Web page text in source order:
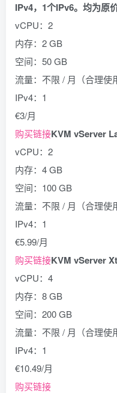
IPv4，1个IPv6。均为原价
vCPU：2
内存：2 GB
空间：50 GB
流量：不限 / 月（合理使
IPv4：1
€3/月
购买链接KVM vServer
vCPU：2
内存：4 GB
空间：100 GB
流量：不限 / 月（合理使
IPv4：1
€5.99/月
购买链接KVM vServer
vCPU：4
内存：8 GB
空间：200 GB
流量：不限 / 月（合理使
IPv4：1
€10.49/月
购买链接